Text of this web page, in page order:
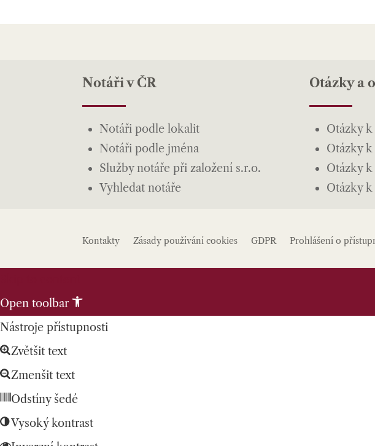
Notáři v ČR
Notáři podle lokalit
Notáři podle jména
Služby notáře při založení s.r.o.
Vyhledat notáře
Otázky a
Otázky k
Otázky k
Otázky
Otázky
Kontakty Zásady používání cookies GDPR Prohlášení o
Open toolbar
Nástroje přístupnosti
Zvětšit text
Zmenšit text
Odstíny šedé
Vysoký kontrast